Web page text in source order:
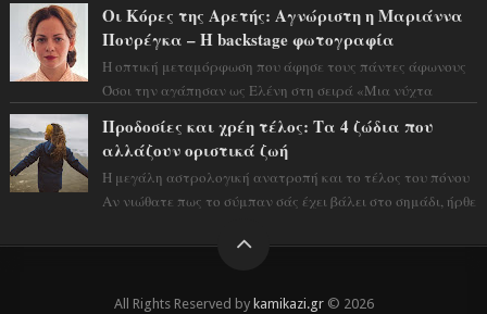
Οι Κόρες της Αρετής: Αγνώριστη η Μαριάννα
Πουρέγκα – H backstage φωτογραφία
Η οπτική μεταμόρφωση που άφησε τους πάντες άφωνους
Όσοι την αγάπησαν ως Ελένη στη σειρά «Μια νύχτα
Προδοσίες και χρέη τέλος: Τα 4 ζώδια που
αλλάζουν οριστικά ζωή
Η μεγάλη αστρολογική ανατροπή και το τέλος του πόνου
Αν νιώθατε πως το σύμπαν σάς έχει βάλει στο σημάδι, ήρθε
All Rights Reserved by kamikazi.gr© 2026